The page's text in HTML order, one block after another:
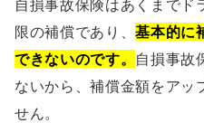
自損事故保険はあくまでド
限の補償であり、基本的に
できないのです。 自損事故
ないから、補償金額をアッ
せん。